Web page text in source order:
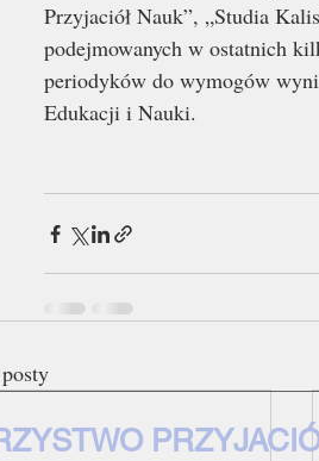
Przyjaciół Nauk”, „Studia
podejmowanych w ostatnich
periodyków do wymogów
Edukacji i Nauki.